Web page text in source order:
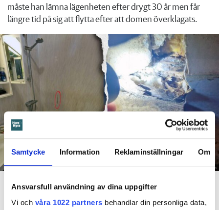
Samtycke Information Reklaminställningar Om
Ansvarsfull användning av dina uppgifter
Vi och våra 1022 partners behandlar din personliga data,
måste han lämna lägenheten efter drygt 30 år men får
längre tid på sig att flytta efter att domen överklagats.
Foto: Hyresnämnden
röda markeringarna) och orsakat rötskador i syllen.